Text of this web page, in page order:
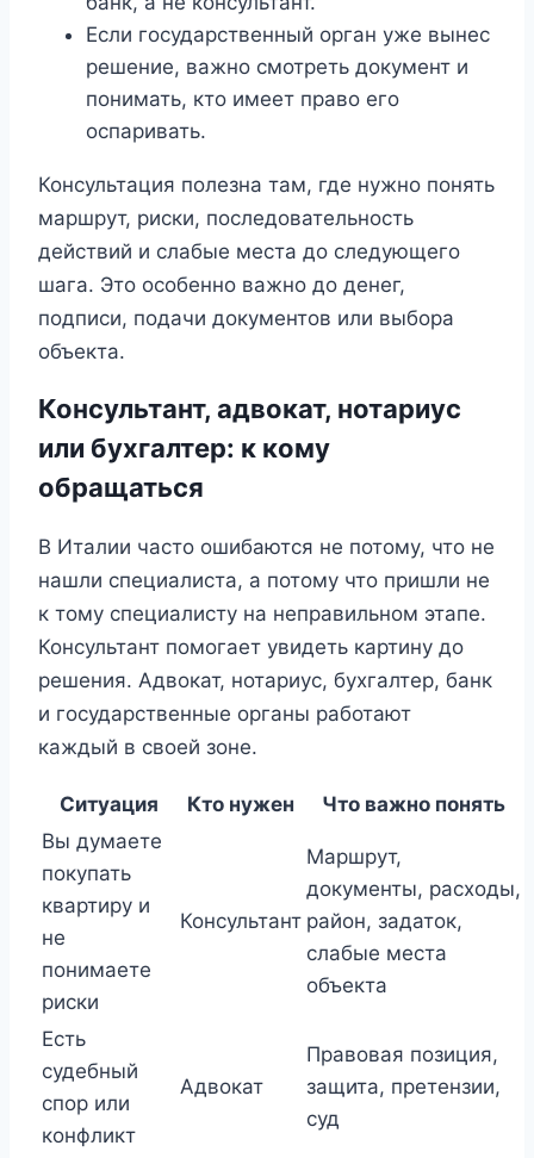
Если государственный орган уже вынес
решение, важно смотреть документ и
понимать, кто имеет право его
оспаривать.
Консультация полезна там, где нужно понять
маршрут, риски, последовательность
действий и слабые места до следующего
шага. Это особенно важно до денег,
подписи, подачи документов или выбора
объекта.
Консультант, адвокат, нотариус
или бухгалтер: к кому
обращаться
В Италии часто ошибаются не потому, что не
нашли специалиста, а потому что пришли не
к тому специалисту на неправильном этапе.
Консультант помогает увидеть картину до
решения. Адвокат, нотариус, бухгалтер, банк
и государственные органы работают
каждый в своей зоне.
Ситуация Кто нужен
Что важно понять
Вы думаете
покупать
квартиру и
не
понимаете
риски
Консультант
Маршрут,
документы, расходы,
район, задаток,
слабые места
объекта
Есть
судебный
спор или
конфликт
Адвокат
Правовая позиция,
защита, претензии,
суд